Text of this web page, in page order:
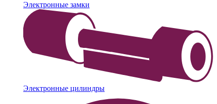
Электронные замки
Электронные цилиндры